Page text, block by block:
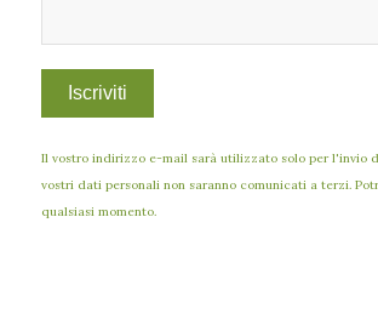
Il vostro indirizzo e-mail sarà utilizzato solo per l'invio
vostri dati personali non saranno comunicati a terzi.
qualsiasi momento.